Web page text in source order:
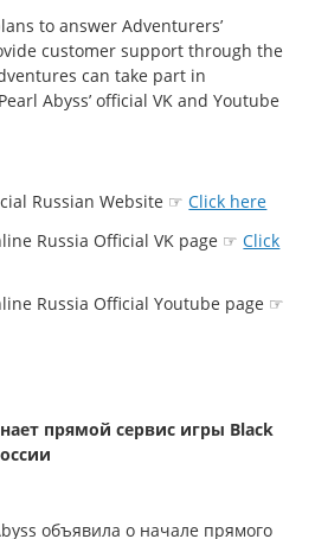
to answer Adventurers’
customer support through the
can take part in
Abyss’ official VK and Youtube
Russian Website ☞Click here
Russia Official VK page ☞Click
Russia Official Youtube page ☞
прямой сервис игры Black
объявила о начале прямого